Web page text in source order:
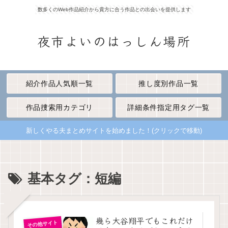
数多くのWeb作品紹介から貴方に合う作品との出会いを提供します
夜市よいのはっしん場所
紹介作品人気順一覧 推し度別作品一覧
作品捜索用カテゴリ 詳細条件指定用タグ一覧
新しくやる夫まとめサイトを始めました！(クリックで移動)
基本タグ：短編
その他サイト
幾ら大谷翔平でもこれだけ